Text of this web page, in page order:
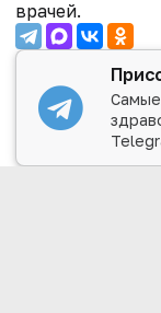
врачей.